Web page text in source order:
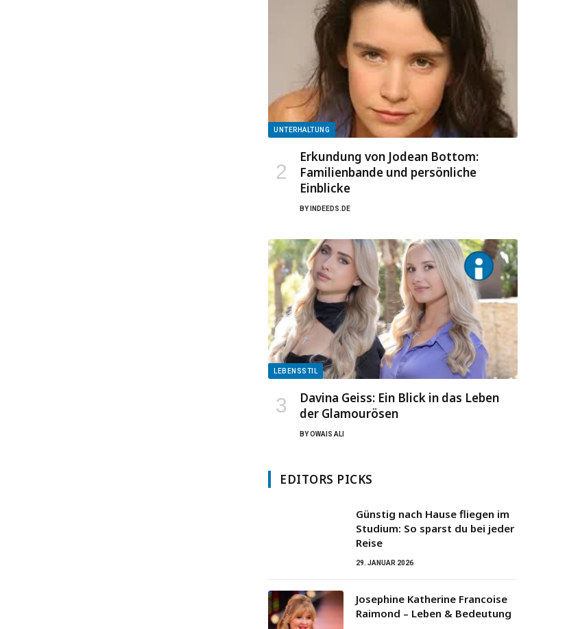
UNTERHALTUNG
Erkundung von Jodean Bottom:
Familienbande und persönliche
Einblicke
BY INDEEDS.DE
LEBENSSTIL
Davina Geiss: Ein Blick in das Leben
der Glamourösen
BYOWAIS ALI
EDITORS PICKS
Günstig nach Hause fliegen im
Studium: So sparst du bei jeder
Reise
29. JANUAR 2026
Josephine Katherine Francoise
Raimond – Leben & Bedeutung